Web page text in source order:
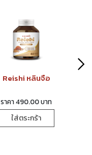
Reishi หลินจือ
ราคา 490.00 บาท
ใส่ตระกร้า